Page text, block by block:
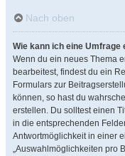
Nach oben
Wie kann ich eine Umfrage
Wenn du ein neues Thema
bearbeitest, findest du ein
Formulars zur
können, so hast du
erstellen. Du solltest einen
in die entsprechenden
Antwortmöglichkeit in einer
„Auswahlmöglichkeiten pro